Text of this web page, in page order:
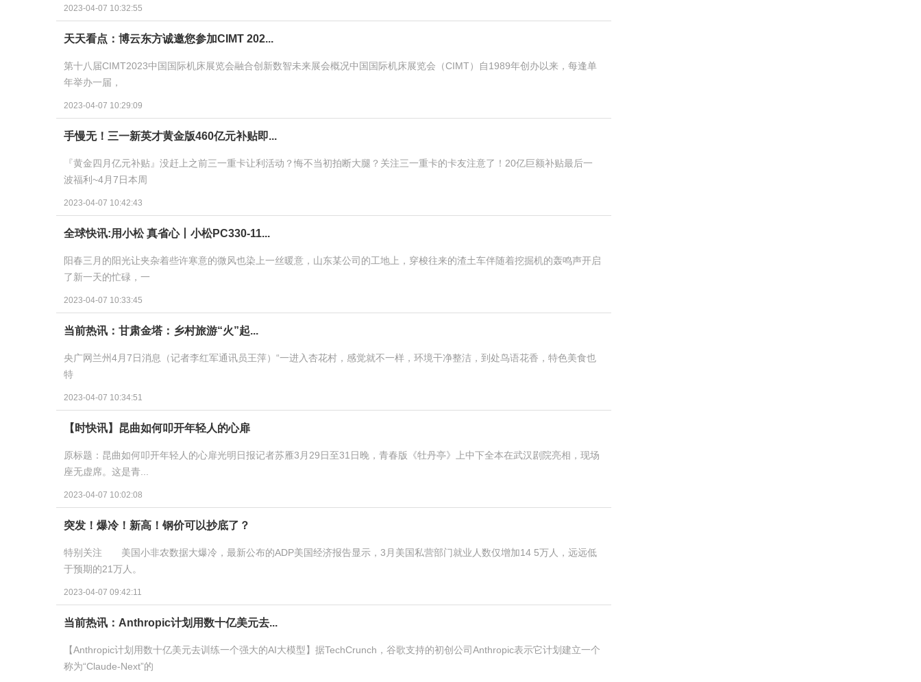
2023-04-07 10:32:55
天天看点：博云东方诚邀您参加CIMT 202...
第十八届CIMT2023中国国际机床展览会融合创新数智未来展会概况中国国际机床展览会（CIMT）自1989年创办以来，每逢单
年举办一届，
2023-04-07 10:29:09
手慢无！三一新英才黄金版460亿元补贴即...
『黄金四月亿元补贴』没赶上之前三一重卡让利活动？悔不当初拍断大腿？关注三一重卡的卡友注意了！20亿巨额补贴最后一
波福利~4月7日本周
2023-04-07 10:42:43
全球快讯:用小松 真省心丨小松PC330-11...
阳春三月的阳光让夹杂着些许寒意的微风也染上一丝暖意，山东某公司的工地上，穿梭往来的渣土车伴随着挖掘机的轰鸣声开启
了新一天的忙碌，一
2023-04-07 10:33:45
当前热讯：甘肃金塔：乡村旅游“火”起...
央广网兰州4月7日消息（记者李红军通讯员王萍）“一进入杏花村，感觉就不一样，环境干净整洁，到处鸟语花香，特色美食也
特
2023-04-07 10:34:51
【时快讯】昆曲如何叩开年轻人的心扉
原标题：昆曲如何叩开年轻人的心扉光明日报记者苏雁3月29日至31日晚，青春版《牡丹亭》上中下全本在武汉剧院亮相，现场
座无虚席。这是青...
2023-04-07 10:02:08
突发！爆冷！新高！钢价可以抄底了？
特别关注 美国小非农数据大爆冷，最新公布的ADP美国经济报告显示，3月美国私营部门就业人数仅增加14 5万人，远远低
于预期的21万人。
2023-04-07 09:42:11
当前热讯：Anthropic计划用数十亿美元去...
【Anthropic计划用数十亿美元去训练一个强大的AI大模型】据TechCrunch，谷歌支持的初创公司Anthropic表示它计划建立一个
称为“Claude-Next”的